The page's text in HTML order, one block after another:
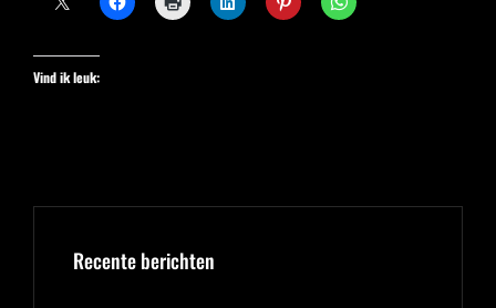
Vind ik leuk:
Recente berichten